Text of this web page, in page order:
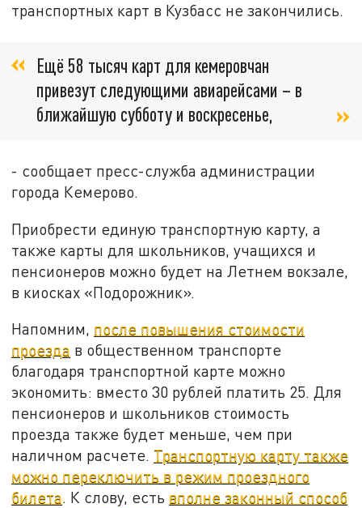
транспортных карт в Кузбасс не закончились.
Ещё 58 тысяч карт для кемеровчан
привезут следующими авиарейсами – в
ближайшую субботу и воскресенье,
- сообщает пресс-служба администрации
города Кемерово.
Приобрести единую транспортную карту, а
также карты для школьников, учащихся и
пенсионеров можно будет на Летнем вокзале,
в киосках «Подорожник».
Напомним, после повышения стоимости
проезда в общественном транспорте
благодаря транспортной карте можно
экономить: вместо 30 рублей платить 25. Для
пенсионеров и школьников стоимость
проезда также будет меньше, чем при
наличном расчете. Транспортную карту также
можно переключить в режим проездного
билета. К слову, есть вполне законный способ